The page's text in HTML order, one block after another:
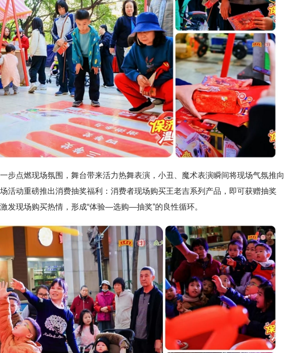
步点燃现场氛围，舞台带来活力热舞表演，小丑、魔术表演瞬间将现场气氛推向
活动重磅推出消费抽奖福利：消费者现场购买王老吉系列产品，即可获赠抽奖
发现场购买热情，形成“体验—选购—抽奖”的良性循环。